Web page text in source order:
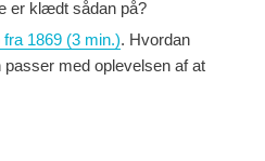
er klædt sådan på?
1869 (3 min.). Hvordan
passer med oplevelsen af at